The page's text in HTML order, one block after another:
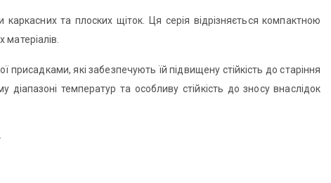
та плоских щіток. Ця серія відрізняється компактною
присадками, які забезпечують їй підвищену стійкість до старіння
температур та особливу стійкість до зносу внаслідок